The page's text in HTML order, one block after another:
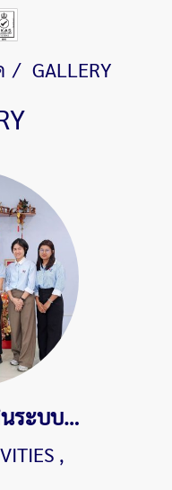
GALLERY
การตรวจประเมินระบบ Audit Surveillance คุณภาพมาตรฐานสากล ISO9001:2015 จาก SGS Thailand ประจำปี 2569
,